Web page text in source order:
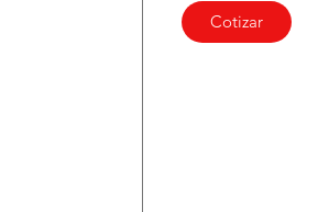
Cotizar